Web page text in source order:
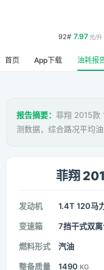
92# 7.97元/升
首页 App下载 油耗报
报告摘要： 菲翔 2015款
测数据，综合路况平均
菲翔
发动机 1.4T 120马
变速箱 7挡干式双
燃料形式 汽油
整备质量 1490 KG